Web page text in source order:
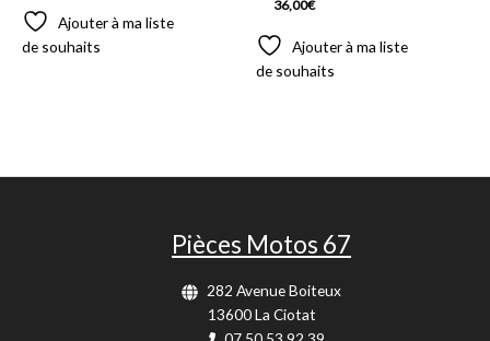
Ajouter à ma liste
de souhaits
36,00€
Ajouter à ma liste
de souhaits
Pièces Motos 67
282 Avenue Boiteux
13600 La Ciotat